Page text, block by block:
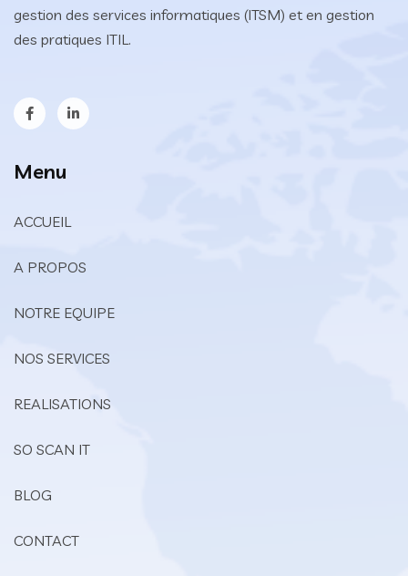
gestion des services informatiques (ITSM) et en gestion
des pratiques ITIL.
Menu
ACCUEIL
A PROPOS
NOTRE EQUIPE
NOS SERVICES
REALISATIONS
SO SCAN IT
BLOG
CONTACT